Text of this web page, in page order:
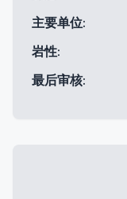
主要单位:
岩性:
最后审核: